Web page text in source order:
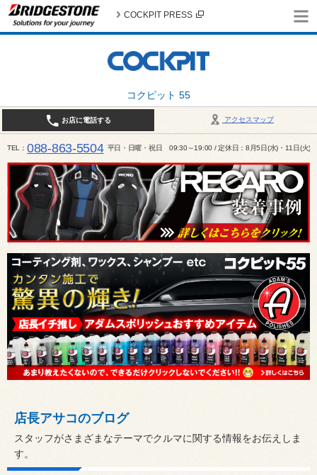
コクピット 55
COCKPIT PRESS
アクセスマップ
お店に電話する
TEL 088-863-5504 平日・日曜・祝日 09:30～19:00 / 定休日：8月5日(水)・11日(火)
店長アサコのブログ
スタッフがさまざまなテーマでクルマに関する情報をお伝えしま
す。